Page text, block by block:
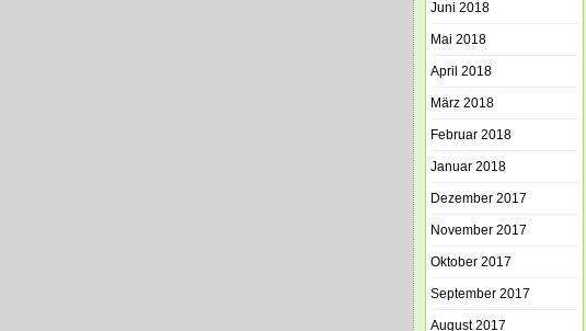
Juni 2018
Mai 2018
April 2018
März 2018
Februar 2018
Januar 2018
Dezember 2017
November 2017
Oktober 2017
September 2017
August 2017